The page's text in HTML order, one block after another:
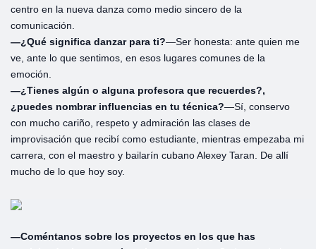
centro en la nueva danza como medio sincero de la
comunicación.
—¿Qué significa danzar para ti?—Ser honesta: ante quien me
ve, ante lo que sentimos, en esos lugares comunes de la
emoción.
—¿Tienes algún o alguna profesora que recuerdes?,
¿puedes nombrar influencias en tu técnica?—Sí, conservo
con mucho cariño, respeto y admiración las clases de
improvisación que recibí como estudiante, mientras empezaba mi
carrera, con el maestro y bailarín cubano Alexey Taran. De allí
mucho de lo que hoy soy.
—Coméntanos sobre los proyectos en los que has